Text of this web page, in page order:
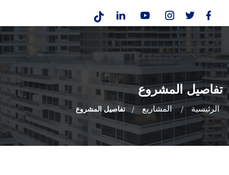
تفاصيل المشروع
الرئيسية المشاريع تفاصيل المشروع